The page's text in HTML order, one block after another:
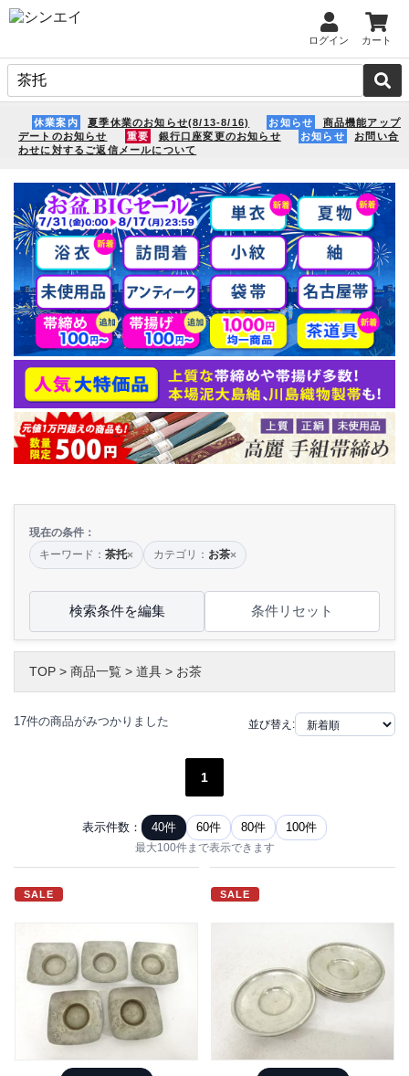
ログイン カート
休業案内 夏季休業のお知らせ(8/13-8/16) お知らせ
商品機能アップ
デートのお知らせ
重要 銀行口座変更のお知らせ お知らせ
お問い合
わせに対するご返信メールについて
現在の条件：
キーワード： 茶托× カテゴリ： お茶×
検索条件を編集 条件リセット
TOP > 商品一覧 > 道具 > お茶
17件の商品がみつかりました 並び替え:
1
表示件数： 40件 60件 80件 100件
最大100件まで表示できます
SALE SALE